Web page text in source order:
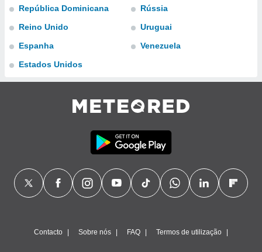
e
com
nossa
República Dominicana
Reino Unido
Espanha
Estados Unidos
Rússia
Uruguai
Venezuela
Contacto Sobre nós FAQ Termos de utilização